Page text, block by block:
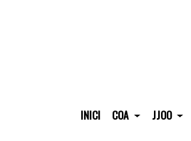
INICI COA JJOO